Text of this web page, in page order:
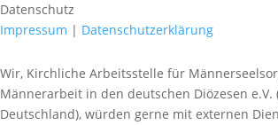
Datenschutz
Impressum | Datenschutzerklärung
Wir, Kirchliche Arbeitsstelle für
Männerarbeit in den deutschen Diözesen e.V.
Deutschland), würden gerne mit externen